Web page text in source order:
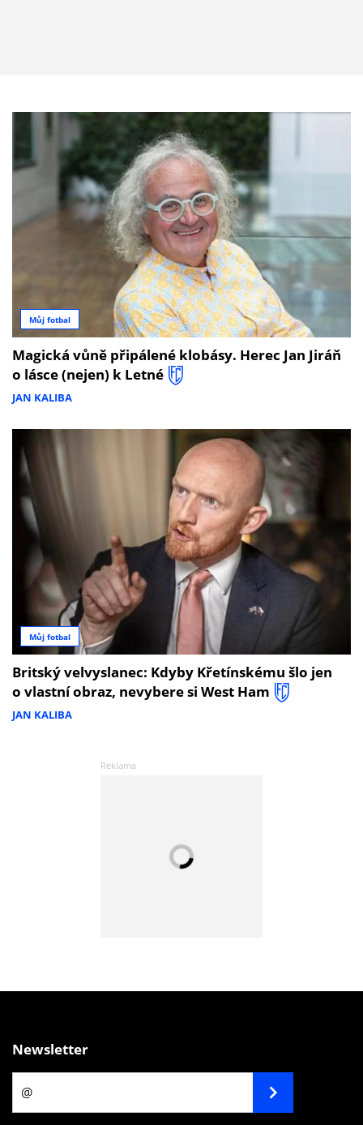
Můj fotbal
Magická vůně připálené klobásy. Herec Jan Jiráň
o lásce (nejen) k Letné
JAN KALIBA
Můj fotbal
Britský velvyslanec: Kdyby Křetínskému šlo jen
o vlastní obraz, nevybere si West Ham
JAN KALIBA
Newsletter